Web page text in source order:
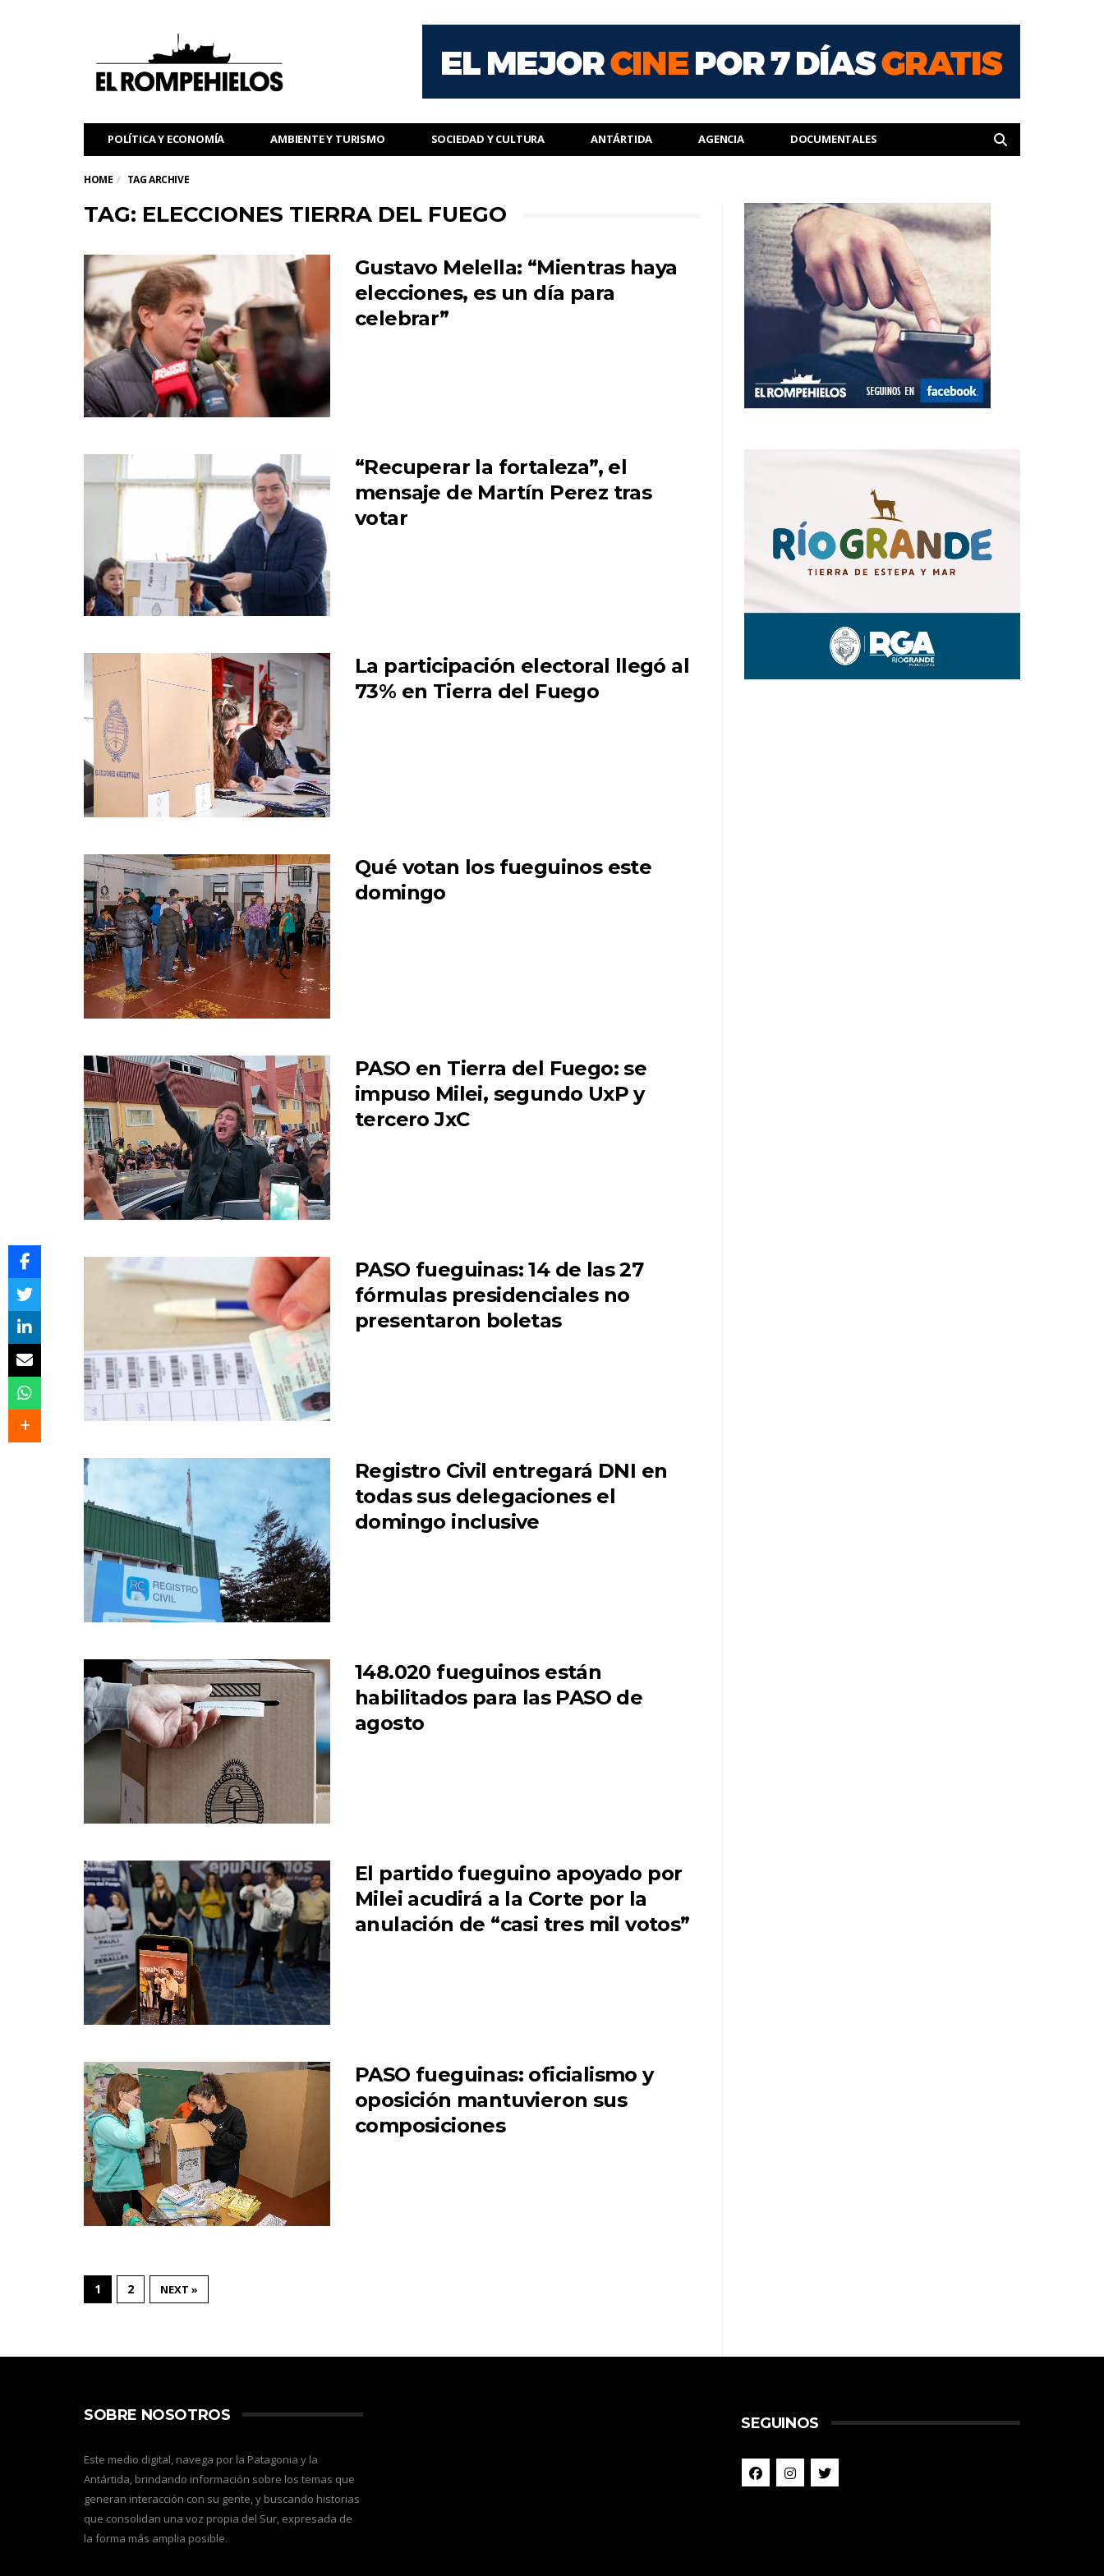
POLÍTICA Y ECONOMÍA AMBIENTE Y TURISMO SOCIEDAD Y CULTURA ANTÁRTIDA AGENCIA DOCUMENTALES
HOME TAG ARCHIVE
TAG: ELECCIONES TIERRA DEL FUEGO
Gustavo Melella: “Mientras haya
elecciones, es un día para
celebrar”
“Recuperar la fortaleza”, el
mensaje de Martín Perez tras
votar
La participación electoral llegó al
73% en Tierra del Fuego
Qué votan los fueguinos este
domingo
PASO en Tierra del Fuego: se
impuso Milei, segundo UxP y
tercero JxC
PASO fueguinas: 14 de las 27
fórmulas presidenciales no
presentaron boletas
Registro Civil entregará DNI en
todas sus delegaciones el
domingo inclusive
148.020 fueguinos están
habilitados para las PASO de
agosto
El partido fueguino apoyado por
Milei acudirá a la Corte por la
anulación de “casi tres mil votos”
PASO fueguinas: oficialismo y
oposición mantuvieron sus
composiciones
1 2 NEXT »
SOBRE NOSOTROS
Este medio digital, navega por la Patagonia y la
Antártida, brindando información sobre los temas que
generan interacción con su gente, y buscando historias
que consolidan una voz propia del Sur, expresada de
la forma más amplia posible.
SEGUINOS